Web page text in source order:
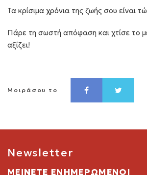
Τα κρίσιμα χρόνια της ζωής σου είναι
Πάρε τη σωστή απόφαση και χτίσε το
αξίζει!
Μοιράσου το
Newsletter
ΜΕΙΝΕΤΕ ΕΝΗΜΕΡΩΜΕΝΟΙ